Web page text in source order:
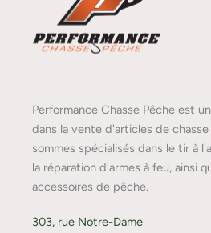
Performance Chasse Pêche est
dans la vente d'articles de
sommes spécialisés dans le tir à
la réparation d'armes à feu, ainsi
accessoires de pêche.
303, rue Notre-Dame